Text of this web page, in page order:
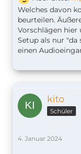
Welches davon
beurteilen.
Vorschlägen hier
Setup als nur "da
einen
kito
Schüler
4. Januar 2024